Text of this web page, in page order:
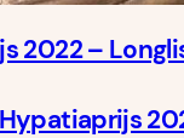
2022 –